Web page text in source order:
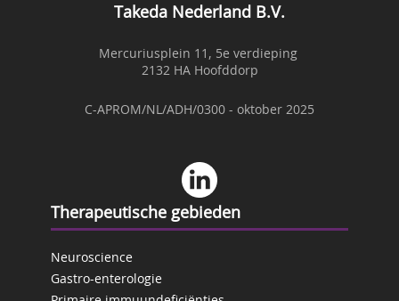
Takeda Nederland B.V.
Mercuriusplein 11, 5e verdieping
2132 HA Hoofddorp
C-APROM/NL/ADH/0300 - oktober 2025
Therapeutische gebieden
Neuroscience
Gastro-enterologie